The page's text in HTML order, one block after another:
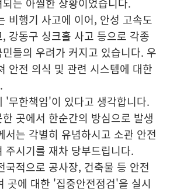
는 아찔한 상황이었습니다.
비행기 사고에 이어, 안성 고속도
강동구 싱크홀 사고 등으로 각종
들의 우려가 커지고 있습니다. 우
안전 의식 및 관련 시스템에 대한
'무한책임'이 있다고 생각합니다.
곳에서 한순간의 방심으로 발생
서는 각별히 유념하시고 소관 안전
주시기를 재차 당부드립니다.
국적으로 공사장, 건축물 등 안전
곳에 대한 '집중안전점검'을 실시